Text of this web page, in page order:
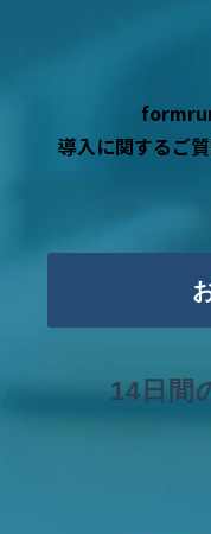
導入に関するご
14日間